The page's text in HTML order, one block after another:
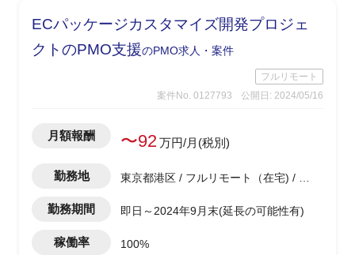
ECパッケージカスタマイズ開発プロジェ
クトのPMO支援のPMO求人・案件
フルリモート
案件No. 0127793
公開日: 2024/05/16
月額報酬 〜92万円/月(税別)
勤務地
東京都港区 / フルリモート（在宅) / 浜
勤務期間 即日～2024年9月末(延長の可能性有)
稼働率 100%